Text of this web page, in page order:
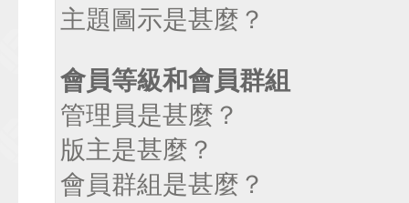
主題圖示是甚麼？
會員等級和會員群組
管理員是甚麼？
版主是甚麼？
會員群組是甚麼？